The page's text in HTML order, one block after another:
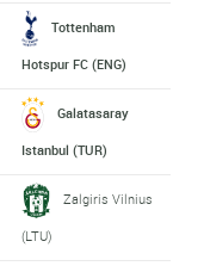
Tottenham
Hotspur FC (ENG)
Galatasaray
Istanbul (TUR)
Zalgiris Vilnius
(LTU)